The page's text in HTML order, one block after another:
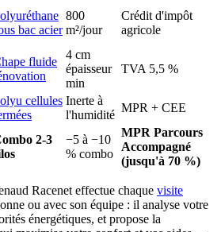
bac acier
800
m²/jour
Crédit d'impôt
agricole
fluide
4 cm
épaisseur
min
TVA 5,5 %
cellules Inerte à
l'humidité
MPR + CEE
2-3
−5 à −10
% combo
MPR Parcours
Accompagné
(jusqu'à 70 %)
Racenet effectue chaque visite
ou avec son équipe : il analyse votre
énergétiques, et propose la